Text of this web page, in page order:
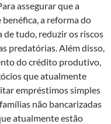
assegurar que a
a reforma do
de tudo, reduzir os riscos
predatórias. Além disso,
do crédito produtivo,
que atualmente
empréstimos simples
não bancarizadas
atualmente estão